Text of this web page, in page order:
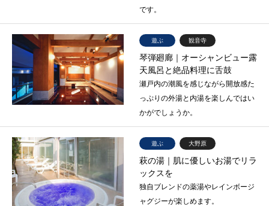
です。
遊ぶ 観音寺
琴弾廻廊｜オーシャンビュー露
天風呂と絶品料理に舌鼓
瀬戸内の潮風を感じながら開放感た
っぷりの外湯と内湯を楽しんではい
かがでしょうか。
遊ぶ 大野原
萩の湯｜肌に優しいお湯でリラ
ックスを
独自ブレンドの薬湯やレインボージ
ャグジーが楽しめます。